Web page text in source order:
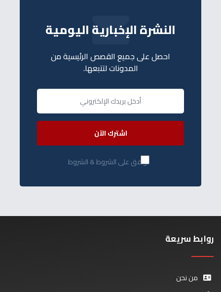
النشرة الإخبارية اليومية
احصل على جميع القصص الرئيسية من
المدونات لتتبعها.
اشترك الآن
أوافق على الشروط & الشروط
روابط سريعة
من نحن